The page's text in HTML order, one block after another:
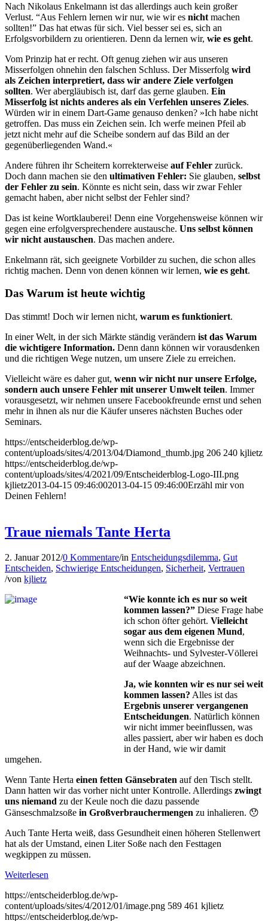
Nach Nikolaus Enkelmann ist das allerdings auch kein großer
Verlust. “Aus Fehlern lernen wir nur, wie wir es nicht machen
sollten!” Das hat etwas für sich. Viel besser sei es, sich an
Erfolgsvorbildern zu orientieren. Denn da lernen wir, wie es geht.
Vom Prinzip hat er recht. Oft genug ziehen wir aus unseren
Misserfolgen ohnehin den falschen Schluss. Der Misserfolg wird
als Zeichen interpretiert, dass wir andere Ziele verfolgen
sollten. Wer abergläubisch ist, darf das gerne glauben. Ein
Misserfolg ist nichts anderes als ein Verfehlen unseres Zieles.
Würden wir in einem Dart-Game genauso denken? »Ich habe nicht
getroffen. Das muss ein Zeichen sein. Ich werfe meinen Pfeil ab
jetzt nicht mehr auf die Scheibe sondern auf das Bild an der
gegenüberliegenden Wand.«
Andere führen ihr Scheitern korrekterweise auf Fehler zurück.
Doch dann machen sie den ultimativen Fehler: Sie glauben, selbst
der Fehler zu sein. Könnte es nicht sein, dass wir zwar Fehler
gemacht haben, aber nicht selbst der Fehler sind?
Das ist keine Wortklauberei! Denn eine Vorgehensweise können wir
gegen eine erfolgversprechendere austausche. Uns selbst können
wir nicht austauschen. Das machen andere.
Enkelmann rät, sich geeignete Vorbilder zu suchen, die schon alles
richtig machen. Denn von denen können wir lernen, wie es geht.
Das Warum ist heute wichtig
Das stimmt! Doch wir lernen nicht, warum es funktioniert.
In einer Welt, in der sich Märkte ständig verändern ist das Warum
die wichtigere Information. Denn dann können wir vorausdenken
und die richtigen Wege nutzen, um unsere Ziele zu erreichen.
Vielleicht wäre es daher gut, wenn wir nicht nur unsere Erfolge,
sondern auch unsere Fehler mit unserer Umwelt teilen. Immer
vorausgesetzt, wir nehmen unsere Facebookfreunde ernst und sehen
mehr in ihnen als nur die Käufer unseres nächsten Buches oder
Seminars.
https://entscheiderblog.de/wp-
content/uploads/sites/4/2013/04/Diamond_thumb.jpg 206 240 kjlietz
https://entscheiderblog.de/wp-
content/uploads/sites/4/2021/09/Entscheiderblog-Logo-III.png
kjlietz2013-04-15 09:46:002013-04-15 09:46:00Erzähl mir von
Deinen Fehlern!
Traue niemals Tante Herta
2. Januar 2012/0 Kommentare/in Entscheidungsdilemma, Gut
Entscheiden, Schwierige Entscheidungen, Sicherheit, Vertrauen
/von kjlietz
“Wie konnte ich es nur so weit
kom­men lassen?” Diese Frage habe
ich schon öfter gehört. Vielleicht
sogar aus dem eigenen Mund,
wenn sich die Ergebnisse der
Weihnachts- und Syl­vester-Völlerei
auf der Waage ab­zeichnen.
Ja, wie konnten wir es nur sei weit
kommen lassen? Alles ist das
Ergeb­nis unserer vergangenen
Entschei­dungen. Natürlich können
wir nicht immer beeinflussen, was
alles pas­siert, aber wir haben es doch
in der Hand, wie wir damit
umgehen.
Wenn Tante Herta einen fetten Gänsebraten auf den Tisch stellt.
Dann hatten wir das vorher nicht unter Kontrolle. Allerdings zwingt
uns niemand zu der Keule noch die dazu passende
Gänseschmalzsoße in Großverbrauchermengen zu inhalieren. 😯
Auch Tante Herta weiß, dass Gesundheit einen höheren Stellenwert
hat als der Umstand, einen Liter Soße nach den Festtagen
wegkippen zu müssen.
Weiterlesen
https://entscheiderblog.de/wp-
content/uploads/sites/4/2012/01/image.png 589 461 kjlietz
https://entscheiderblog.de/wp-